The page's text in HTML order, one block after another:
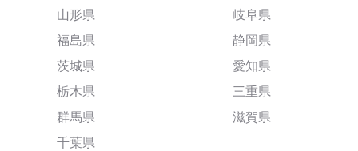
山形県
福島県
茨城県
栃木県
群馬県
千葉県
岐阜県
静岡県
愛知県
三重県
滋賀県